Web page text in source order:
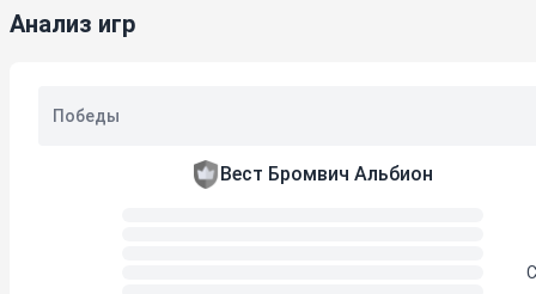
Анализ игр
Победы
Вест Бромвич Альбион